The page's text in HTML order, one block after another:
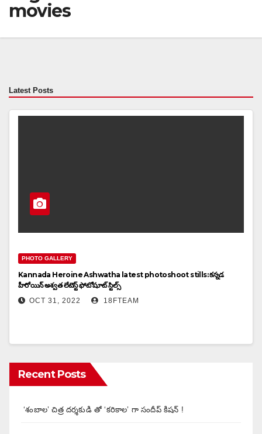
movies
Latest Posts
PHOTO GALLERY
Kannada Heroine Ashwatha latest photoshoot stills: కన్నడ
హీరోయిన్ అశ్వత లేటెస్ట్ ఫోటోషూట్ స్టిల్స్
OCT 31, 2022 18FTEAM
Recent Posts
‘శంబాల’ చిత్ర దర్శకుడి తో ‘కరికాల’ గా సందీప్ కిషన్ !